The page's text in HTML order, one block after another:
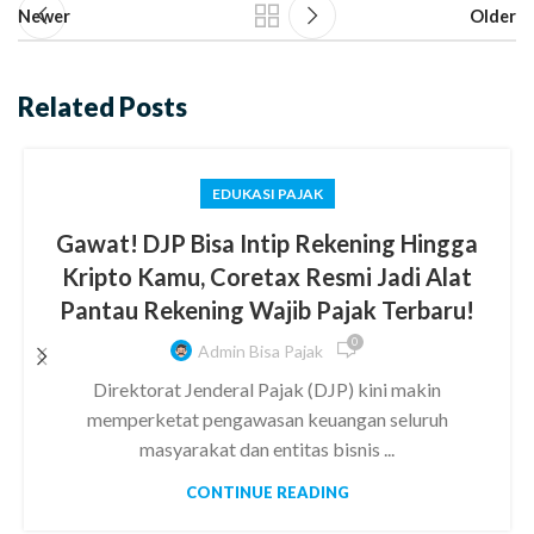
Newer Older
Related Posts
EDUKASI PAJAK
Gawat! DJP Bisa Intip Rekening Hingga
Kripto Kamu, Coretax Resmi Jadi Alat
Pantau Rekening Wajib Pajak Terbaru!
Admin Bisa Pajak 0
Direktorat Jenderal Pajak (DJP) kini makin
memperketat pengawasan keuangan seluruh
masyarakat dan entitas bisnis ...
CONTINUE READING